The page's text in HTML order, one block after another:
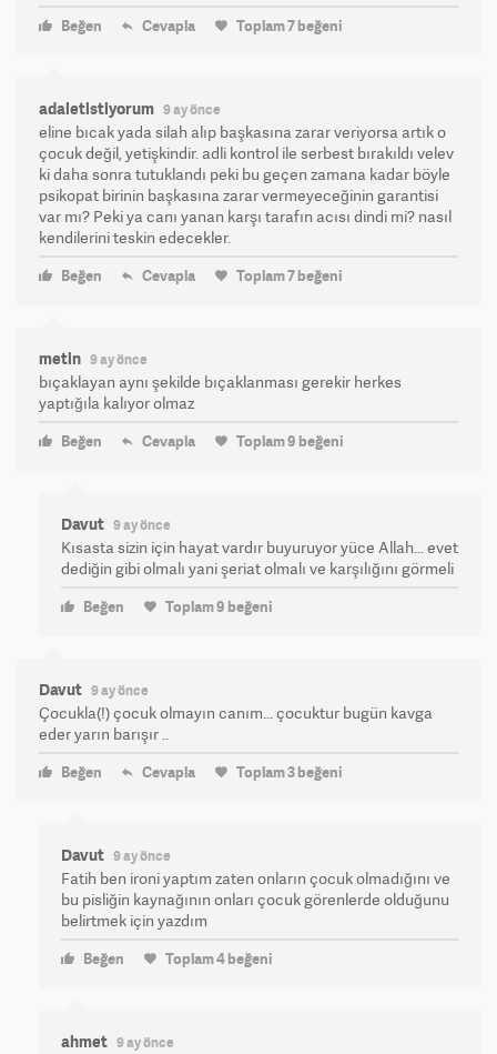
Beğen Cevapla Toplam7beğeni
adaletistiyorum 9 ay önce
eline bıcak yada silah alıp başkasına zarar veriyorsa artık o
çocuk değil, yetişkindir. adli kontrol ile serbest bırakıldı velev
ki daha sonra tutuklandı peki bu geçen zamana kadar böyle
psikopat birinin başkasına zarar vermeyeceğinin garantisi
var mı? Peki ya canı yanan karşı tarafın acısı dindi mi? nasıl
kendilerini teskin edecekler.
Beğen Cevapla Toplam7beğeni
metin 9 ay önce
bıçaklayan aynı şekilde bıçaklanması gerekir herkes
yaptığıla kalıyor olmaz
Beğen Cevapla Toplam9 beğeni
Davut 9 ay önce
Kısasta sizin için hayat vardır buyuruyor yüce Allah... evet
dediğin gibi olmalı yani şeriat olmalı ve karşılığını görmeli
Beğen Toplam9 beğeni
Davut 9 ay önce
Çocukla(!) çocuk olmayın canım... çocuktur bugün kavga
eder yarın barışır ..
Beğen Cevapla Toplam3beğeni
Davut 9 ay önce
Fatih ben ironi yaptım zaten onların çocuk olmadığını ve
bu pisliğin kaynağının onları çocuk görenlerde olduğunu
belirtmek için yazdım
Beğen Toplam4beğeni
ahmet 9 ay önce